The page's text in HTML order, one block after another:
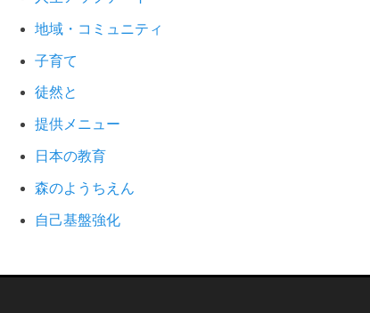
地域・コミュニティ
子育て
徒然と
提供メニュー
日本の教育
森のようちえん
自己基盤強化